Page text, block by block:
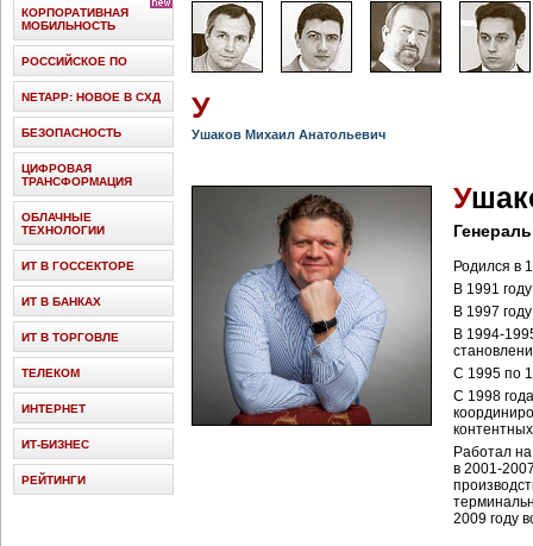
У
Ушаков Михаил Анатольевич
У
Родился в
В 1991
В 1997
В 1994-
C 1995 по
С 1998
Работал
в 2001-
2009 году
КОРПОРАТИВНАЯ
МОБИЛЬНОСТЬ
РОССИЙСКОЕ ПО
NETAPP: НОВОЕ В СХД
БЕЗОПАСНОСТЬ
ЦИФРОВАЯ
ТРАНСФОРМАЦИЯ
ОБЛАЧНЫЕ
ТЕХНОЛОГИИ
ИТ В ГОССЕКТОРЕ
ИТ В БАНКАХ
ИТ В ТОРГОВЛЕ
ТЕЛЕКОМ
ИНТЕРНЕТ
ИТ-БИЗНЕС
РЕЙТИНГИ